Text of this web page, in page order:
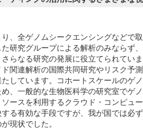
、全ゲノムシークエンシングなどで
研究グループによる解析のみならず
らなる研究の発展に役立てられてい
関連解析の国際共同研究やリスク予
しています。コホートスケールのゲ
、一般的な生物医科学の研究室でゲ
ースを利用するクラウド・コンピュ
る有効な手段ですが、我が国では必
現状でした。